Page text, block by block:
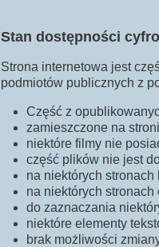
Stan dostępności
Strona internetowa jest
podmiotów publicznych z
Część z
zamieszczone na
niektóre filmy nie
część plików nie jest
na niektórych stronach
na niektórych
do zaznaczania
niektóre elementy
brak możliwości